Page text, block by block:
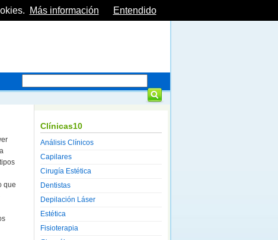
que
Clínicas10
Análisis Clínicos
Capilares
Cirugía Estética
Dentistas
Depilación Láser
Estética
Fisioterapia
Más información Entendido